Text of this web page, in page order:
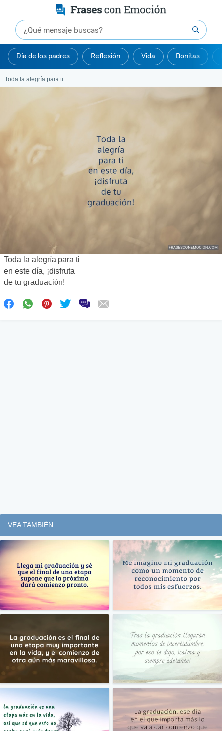
Día de los padres Reflexión Vida Bonitas
Toda la alegría para ti...
Toda la alegría para ti
en este día, ¡disfruta
de tu graduación!
VEA TAMBIÉN